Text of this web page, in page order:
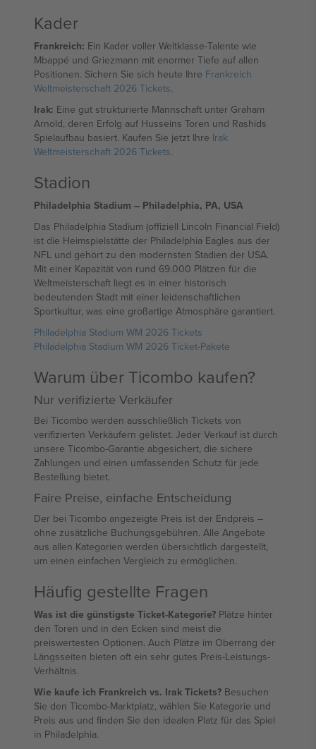
Kader
Frankreich: Ein Kader voller Weltklasse-Talente wie
Mbappé und Griezmann mit enormer Tiefe auf allen
Positionen. Sichern Sie sich heute Ihre Frankreich
Weltmeisterschaft 2026 Tickets.
Irak: Eine gut strukturierte Mannschaft unter Graham
Arnold, deren Erfolg auf Husseins Toren und Rashids
Spielaufbau basiert. Kaufen Sie jetzt Ihre Irak
Weltmeisterschaft 2026 Tickets.
Stadion
Philadelphia Stadium – Philadelphia, PA, USA
Das Philadelphia Stadium (offiziell Lincoln Financial Field)
ist die Heimspielstätte der Philadelphia Eagles aus der
NFL und gehört zu den modernsten Stadien der USA.
Mit einer Kapazität von rund 69.000 Plätzen für die
Weltmeisterschaft liegt es in einer historisch
bedeutenden Stadt mit einer leidenschaftlichen
Sportkultur, was eine großartige Atmosphäre garantiert.
Philadelphia Stadium WM 2026 Tickets
Philadelphia Stadium WM 2026 Ticket-Pakete
Warum über Ticombo kaufen?
Nur verifizierte Verkäufer
Bei Ticombo werden ausschließlich Tickets von
verifizierten Verkäufern gelistet. Jeder Verkauf ist durch
unsere Ticombo-Garantie abgesichert, die sichere
Zahlungen und einen umfassenden Schutz für jede
Bestellung bietet.
Faire Preise, einfache Entscheidung
Der bei Ticombo angezeigte Preis ist der Endpreis –
ohne zusätzliche Buchungsgebühren. Alle Angebote
aus allen Kategorien werden übersichtlich dargestellt,
um einen einfachen Vergleich zu ermöglichen.
Häufig gestellte Fragen
Was ist die günstigste Ticket-Kategorie? Plätze hinter
den Toren und in den Ecken sind meist die
preiswertesten Optionen. Auch Plätze im Oberrang der
Längsseiten bieten oft ein sehr gutes Preis-Leistungs-
Verhältnis.
Wie kaufe ich Frankreich vs. Irak Tickets? Besuchen
Sie den Ticombo-Marktplatz, wählen Sie Kategorie und
Preis aus und finden Sie den idealen Platz für das Spiel
in Philadelphia.